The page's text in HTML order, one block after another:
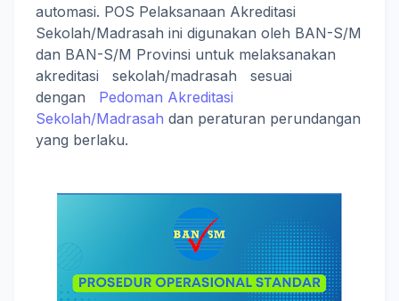
automasi. POS Pelaksanaan Akreditasi
Sekolah/Madrasah ini digunakan oleh BAN-S/M
dan BAN-S/M Provinsi untuk melaksanakan
akreditasi sekolah/madrasah sesuai
dengan
Pedoman Akreditasi
Sekolah/Madrasah dan peraturan perundangan
yang berlaku.